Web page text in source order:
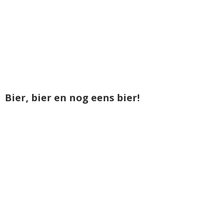
Bier, bier en nog eens bier!